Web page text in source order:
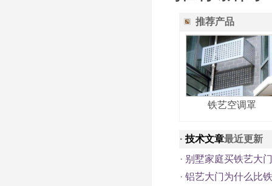
推荐产品
铁艺空调罩
· 技术文章最近更新
· 别墅家庭买铁艺大
· 铝艺大门为什么比